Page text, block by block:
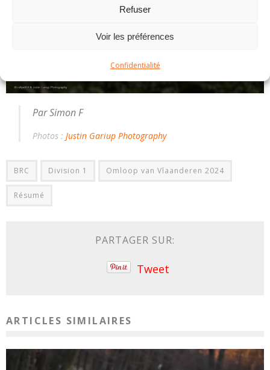
Refuser
Voir les préférences
Confidentialité
Par Simon F
Photos :Justin Gariup Photography
BRC Division 1 Omloop van Vlaanderen 2024
Résumé
PARTAGER SUR:
Tweet
ARTICLES SIMILAIRES